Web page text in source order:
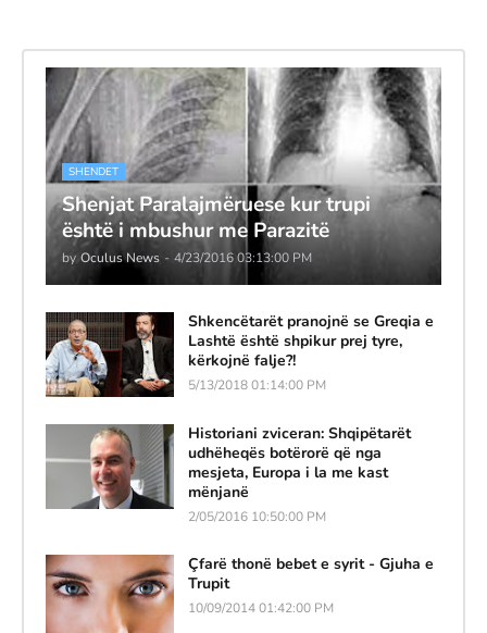
SHENDET
Shenjat Paralajmëruese kur trupi
është i mbushur me Parazitë
by Oculus News - 4/23/2016 03:13:00 PM
Shkencëtarët pranojnë se Greqia e
Lashtë është shpikur prej tyre,
kërkojnë falje?!
5/13/2018 01:14:00 PM
Historiani zviceran: Shqipëtarët
udhëheqës botërorë që nga
mesjeta, Europa i la me kast
mënjanë
2/05/2016 10:50:00 PM
Çfarë thonë bebet e syrit - Gjuha e
Trupit
10/09/2014 01:42:00 PM